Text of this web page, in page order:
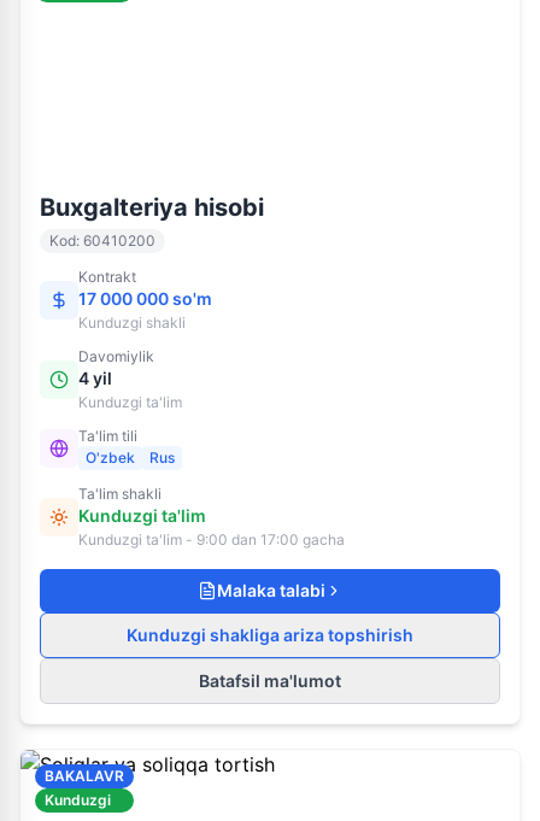
Buxgalteriya hisobi
Kod: 60410200
Kontrakt
17 000 000 so'm
Kunduzgi shakli
Davomiylik
4 yil
Kunduzgi ta'lim
Ta'lim tili
O'zbek
Rus
Ta'lim shakli
Kunduzgi ta'lim
Kunduzgi ta'lim - 9:00 dan 17:00 gacha
Malaka talabi
Kunduzgi shakliga ariza topshirish
Batafsil ma'lumot
BAKALAVR
Kunduzgi